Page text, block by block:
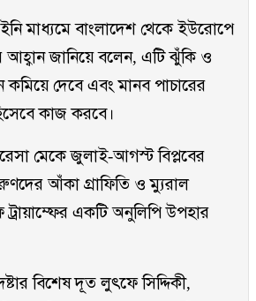
মাধ্যমে বাংলাদেশ থেকে ইউরোপে
জানিয়ে বলেন, এটি ঝুঁকি ও
দেবে এবং মানব পাচারের
কাজ করবে।
মেকে জুলাই-আগস্ট বিপ্লবের
আঁকা গ্রাফিতি ও ম্যুরাল
একটি অনুলিপি উপহার
বিশেষ দূত লুৎফে সিদ্দিকী,